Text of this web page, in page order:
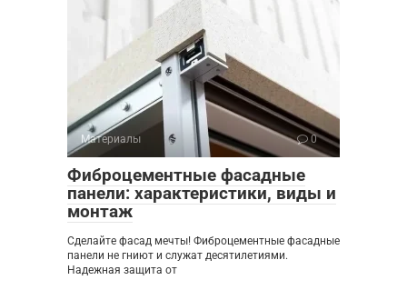
Материалы 0
Фиброцементные фасадные
панели: характеристики, виды и
монтаж
Сделайте фасад мечты! Фиброцементные фасадные
панели не гниют и служат десятилетиями.
Надежная защита от